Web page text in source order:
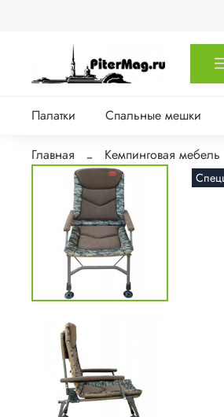
Палатки Спальные мешки
Главная Кемпинговая мебель